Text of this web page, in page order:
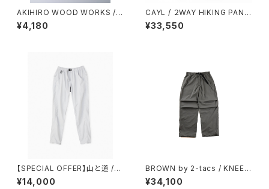
AKIHIRO WOOD WORKS /
コンビニタイベック袋
¥4,180
CAYL / ２WAY HIKING PANT
S（BLACK）
¥33,550
【SPECIAL OFFER】山と道 /５
POCKET PANTS（MEN）
¥14,000
BROWN by 2-tacs / KNEE
TUCK PANTS（GRAY）
¥34,100